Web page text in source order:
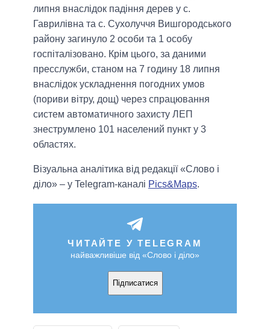
липня внаслідок падіння дерев у с.
Гаврилівна та с. Сухолуччя Вишгородського
району загинуло 2 особи та 1 особу
госпіталізовано. Крім цього, за даними
пресслужби, станом на 7 годину 18 липня
внаслідок ускладнення погодних умов
(пориви вітру, дощ) через спрацювання
систем автоматичного захисту ЛЕП
знеструмлено 101 населений пункт у 3
областях.
Візуальна аналітика від редакції «Слово і
діло» – у Telegram-каналі Pics&Maps.
ЧИТАЙТЕ У TELEGRAM
найважливіше від «Слово і діло»
Підписатися